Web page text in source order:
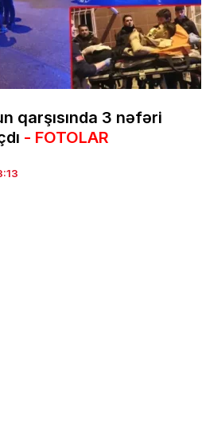
qarşısında 3 nəfəri
- FOTOLAR